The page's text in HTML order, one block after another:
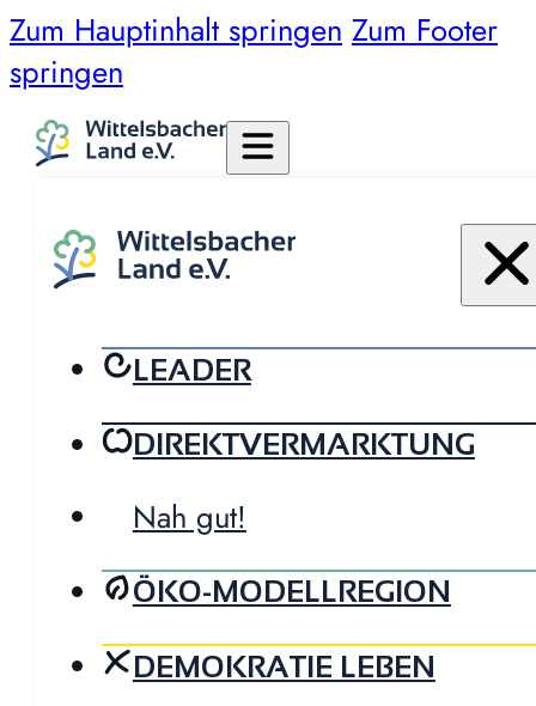
Zum Hauptinhalt springen Zum Footer
springen
LEADER
DIREKTVERMARKTUNG
Nah gut!
ÖKO-MODELLREGION
DEMOKRATIE LEBEN